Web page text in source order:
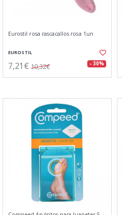
Eurostil rosa rascacallos rosa 1un
EUROSTIL
7,21€ 10,32€ - 30%